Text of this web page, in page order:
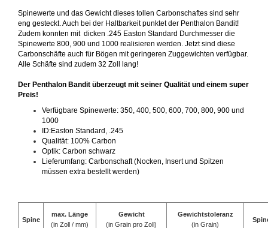
Spinewerte und das Gewicht dieses tollen Carbonschaftes sind sehr
eng gesteckt. Auch bei der Haltbarkeit punktet der Penthalon Bandit!
Zudem konnten mit dicken .245 Easton Standard Durchmesser die
Spinewerte 800, 900 und 1000 realisieren werden. Jetzt sind diese
Carbonschäfte auch für Bögen mit geringeren Zuggewichten verfügbar.
Alle Schäfte sind zudem 32 Zoll lang!
Der Penthalon Bandit überzeugt mit seiner Qualität und einem super
Preis!
Verfügbare Spinewerte: 350, 400, 500, 600, 700, 800, 900 und
1000
ID:Easton Standard, .245
Qualität: 100% Carbon
Optik: Carbon schwarz
Lieferumfang: Carbonschaft (Nocken, Insert und Spitzen
müssen extra bestellt werden)
Spine
max. Länge
(in Zoll / mm)
Gewicht
(in Grain pro Zoll)
Gewichtstoleranz
(in Grain)